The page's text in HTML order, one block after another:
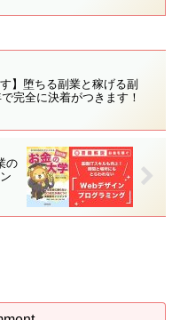
す】堕ちる副業と稼げる副
完全に決着がつきます！
の